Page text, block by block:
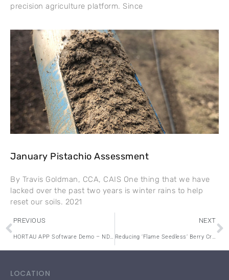
precision agriculture platform. Since
January Pistachio Assessment
By Travis Goldman, CCA, CAIS One thing that we have
lacked over the past two years is winter rains to help
reset our soils. 2021
PREVIOUS
HORTAU APP Software Demo – NDVI & Maps
NEXT
Reducing ‘Flame Seedless’ Berry Cracking Through Soil Tension Management
LOCATION